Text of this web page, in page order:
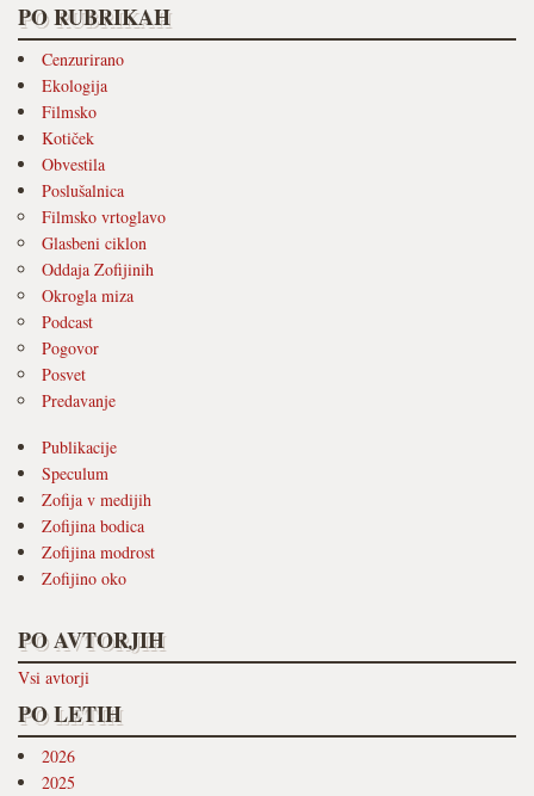
PO RUBRIKAH
Cenzurirano
Ekologija
Filmsko
Kotiček
Obvestila
Poslušalnica
Filmsko vrtoglavo
Glasbeni ciklon
Oddaja Zofijinih
Okrogla miza
Podcast
Pogovor
Posvet
Predavanje
Publikacije
Speculum
Zofija v medijih
Zofijina bodica
Zofijina modrost
Zofijino oko
PO AVTORJIH
Vsi avtorji
PO LETIH
2026
2025